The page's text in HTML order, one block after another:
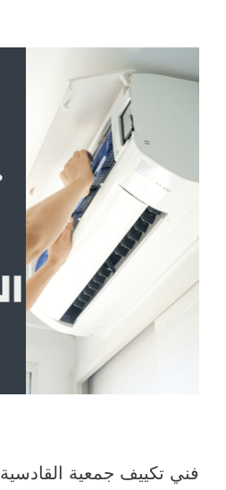
فني تكييف جمعية القادسية